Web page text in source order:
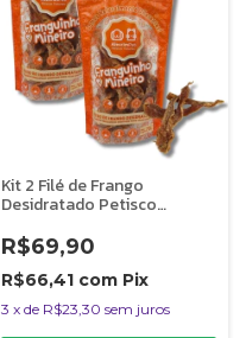
Kit 2 Filé de Frango
Desidratado Petisco
AlecrimPet
R$69,90
R$66,41 com Pix
3 x de R$23,30 sem juros